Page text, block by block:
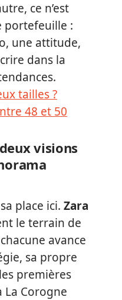
ce n’est
portefeuille :
une attitude,
dans la
tailles ?
48 et 50
visions
place ici. Zara
le terrain de
avance
sa propre
premières
Corogne